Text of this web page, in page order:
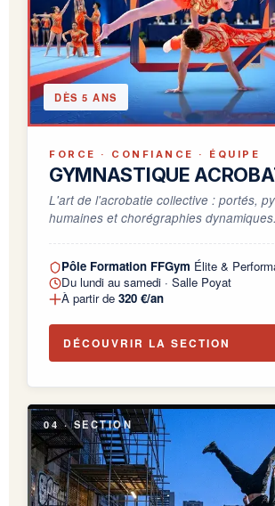
DÈS 5 ANS
FORCE · CONFIANCE · ÉQUIPE
GYMNASTIQUE
L'art de l'acrobatie collective : portés,
humaines et chorégraphies dynamiques.
Pôle Formation FFGym Élite &
Du lundi au samedi · Salle Poyat
À partir de 320 €/an
DÉCOUVRIR LA SECTION
04 · SECTION